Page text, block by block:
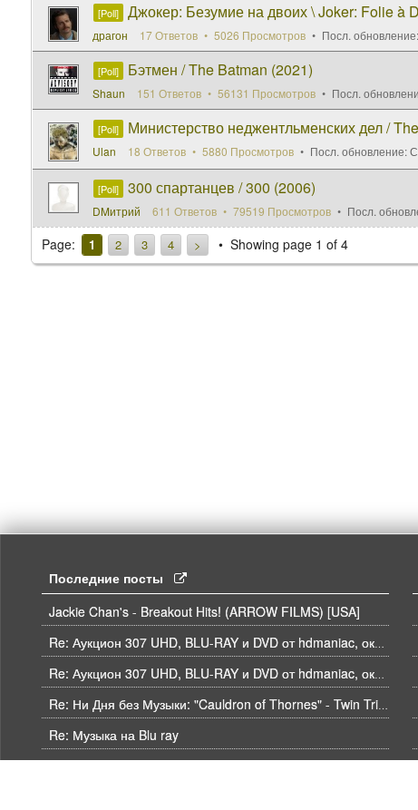
[Poll] Джокер: Безумие на двоих \ Joker: Folie à
драгон 17 Ответов 5026 Просмотров Посл. обновление:
[Poll] Бэтмен / The Batman (2021)
Shaun 151 Ответов 56131 Просмотров Посл.
[Poll] Министерство неджентльменских дел /
Ulan 18 Ответов 5880 Просмотров Посл. обновление:
[Poll] 300 спартанцев / 300 (2006)
DMитрий 611 Ответов 79519 Просмотров Посл.
Page: 1 2 3 4 > Showing page 1 of 4
Последние посты
Jackie Chan's - Breakout Hits! (ARROW FILMS) [USA]
Re: Музыка на Blu ray
Re: Буржуйские Интернет-Магазины: Tом V